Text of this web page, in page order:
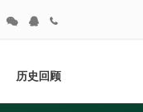
历史回顾